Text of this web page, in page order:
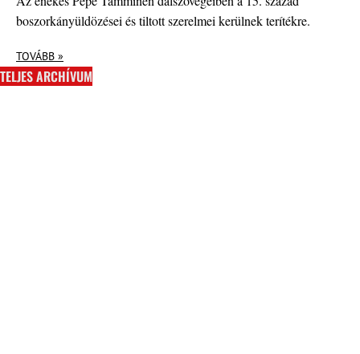
boszorkányüldözései és tiltott szerelmei kerülnek terítékre.
TOVÁBB »
TELJES ARCHÍVUM